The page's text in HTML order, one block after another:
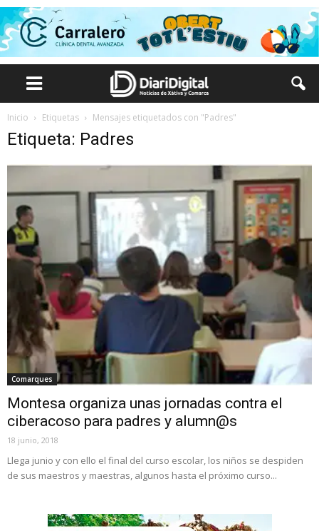
Inicio Etiquetas Mensajes etiquetados con "Padres"
Etiqueta: Padres
Comarques
Montesa organiza unas jornadas contra el
ciberacoso para padres y alumn@s
18 junio, 2018
Llega junio y con ello el final del curso escolar, los niños se despiden
de sus maestros y maestras, algunos hasta el próximo curso...